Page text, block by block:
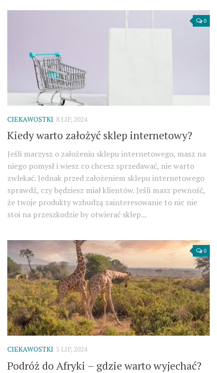
0
CIEKAWOSTKI 8 LIP, 2024
Kiedy warto założyć sklep internetowy?
Jeśli marzysz o założeniu sklepu internetowego, masz na
niego pomysł i wiesz co chcesz sprzedawać, nie warto
zwlekać. Jednak przed założeniem sklepu internetowego
sprawdź, czy będziesz miał klientów. Jeśli masz pewność,
że twoje produkty wzbudzą zainteresowanie to nic nie
stoi na przeszkodzie by otwierać sklep...
0
CIEKAWOSTKI 5 LIP, 2024
Podróż do Afryki – gdzie warto wyjechać?